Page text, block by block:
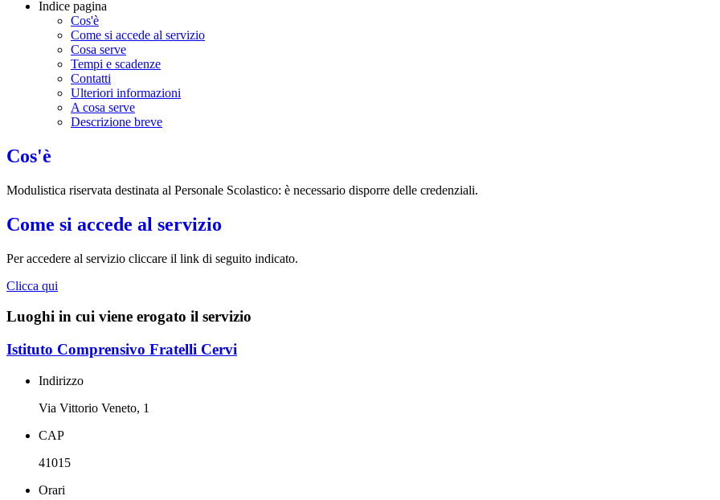
Indice pagina
Cos'è
Come si accede al servizio
Cosa serve
Tempi e scadenze
Contatti
Ulteriori informazioni
A cosa serve
Descrizione breve
Cos'è
Modulistica riservata destinata al Personale Scolastico: è necessario disporre delle credenziali.
Come si accede al servizio
Per accedere al servizio cliccare il link di seguito indicato.
Clicca qui
Luoghi in cui viene erogato il servizio
Istituto Comprensivo Fratelli Cervi
Indirizzo
Via Vittorio Veneto, 1
CAP
41015
Orari